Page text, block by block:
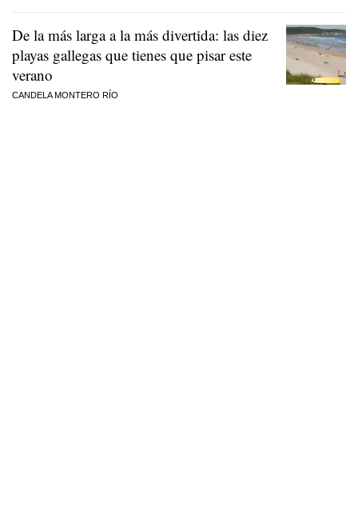
De la más larga a la más divertida: las diez
playas gallegas que tienes que pisar este
verano
CANDELA MONTERO RÍO